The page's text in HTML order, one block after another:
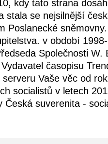
kdy tato strana
stala se nejsilnější
Poslanecké
v období
Společnosti W.
časopisu
Vaše věc od
socialistů v letech
Česká suverenita -